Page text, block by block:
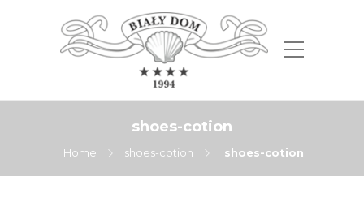
shoes-cotion
Home shoes-cotion shoes-cotion